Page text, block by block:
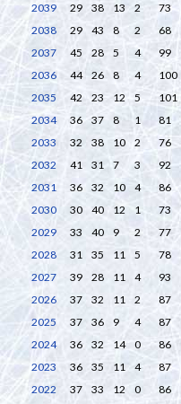
2039
29 38 13 2 73
2038
29 43 8 2 68
2037
45 28 5 4 99
2036
44 26 8 4 100
2035
42 23 12 5 101
2034
36 37 8 1 81
2033
32 38 10 2 76
2032
41 31 7 3 92
2031
36 32 10 4 86
2030
30 40 12 1 73
2029
33 40 9 2 77
2028
31 35 11 5 78
2027
39 28 11 4 93
2026
37 32 11 2 87
2025
37 36 9 4 87
2024
36 32 14 0 86
2023
36 35 11 4 87
2022
37 33 12 0 86